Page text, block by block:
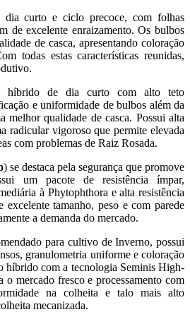
dia curto e ciclo precoce, com folhas
de excelente enraizamento. Os bulbos
de casca, apresentando coloração
todas estas características reunidas,
híbrido de dia curto com alto teto
e uniformidade de bulbos além da
melhor qualidade de casca. Possui alta
radicular vigoroso que permite elevada
com problemas de Raiz Rosada.
) se destaca pela segurança que promove
um pacote de resistência ímpar,
à Phytophthora e alta resistência
tamanho, peso e com parede
a demanda do mercado.
para cultivo de Inverno, possui
granulometria uniforme e coloração
híbrido com a tecnologia Seminis High-
o mercado fresco e processamento com
na colheita e talo mais alto
mecanizada.